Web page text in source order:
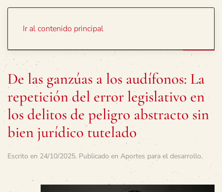
Ir al contenido principal
De las ganzúas a los audífonos: La
repetición del error legislativo en
los delitos de peligro abstracto sin
bien jurídico tutelado
Escrito en 24/10/2025. Publicado en Aportes para el desarrollo.